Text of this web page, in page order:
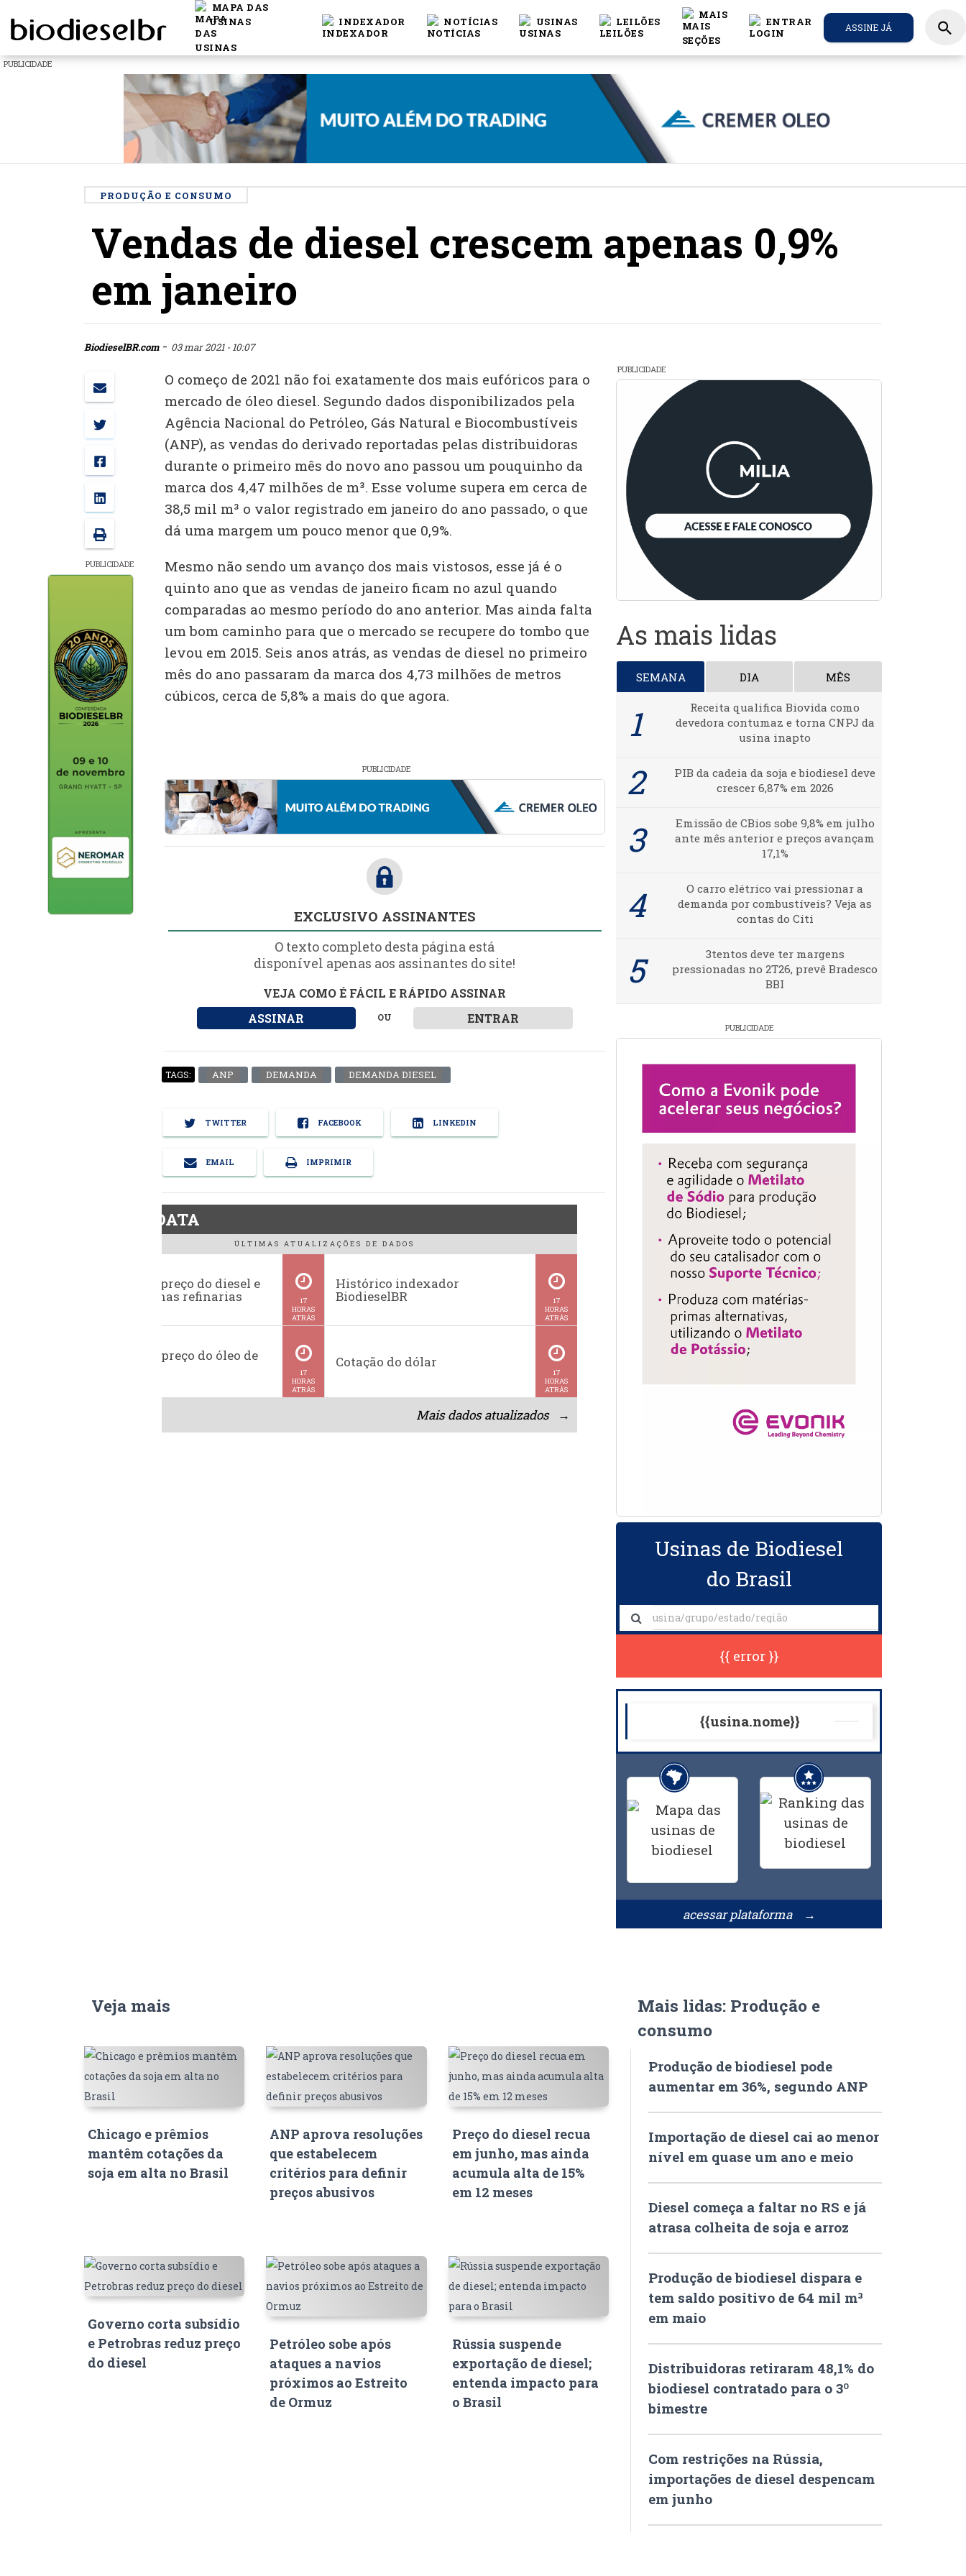
MAPA DAS
USINAS
INDEXADOR NOTÍCIAS USINAS LEILÕES
MAIS
ENTRAR ASSINE JÁ search
PUBLICIDADE
PRODUÇÃO E CONSUMO
Vendas de diesel crescem apenas 0,9%
em janeiro
BiodieselBR.com- 03 mar 2021 - 10:07
PUBLICIDADE
O começo de 2021 não foi exatamente dos mais eufóricos para o
mercado de óleo diesel. Segundo dados disponibilizados pela
Agência Nacional do Petróleo, Gás Natural e Biocombustíveis
(ANP), as vendas do derivado reportadas pelas distribuidoras
durante o primeiro mês do novo ano passou um pouquinho da
marca dos 4,47 milhões de m³. Esse volume supera em cerca de
38,5 mil m³ o valor registrado em janeiro do ano passado, o que
dá uma margem um pouco menor que 0,9%.
Mesmo não sendo um avanço dos mais vistosos, esse já é o
quinto ano que as vendas de janeiro ficam no azul quando
comparadas ao mesmo período do ano anterior. Mas ainda falta
um bom caminho para que o mercado se recupere do tombo que
levou em 2015. Seis anos atrás, as vendas de diesel no primeiro
mês do ano passaram da marca dos 4,73 milhões de metros
cúbicos, cerca de 5,8% a mais do que agora.
PUBLICIDADE
EXCLUSIVO ASSINANTES
O texto completo desta página está
disponível apenas aos assinantes do site!
VEJA COMO É FÁCIL E RÁPIDO ASSINAR
ASSINAR
OU ENTRAR
TAGS: ANP DEMANDA DEMANDA DIESEL
TWITTER FACEBOOK LINKEDIN
EMAIL IMPRIMIR
BiodieselDATA
ÚLTIMAS ATUALIZAÇÕES DE DADOS
Evolução do preço do diesel e
da gasolina nas refinarias
17
HORAS
ATRÁS
Histórico indexador
BiodieselBR
17
HORAS
ATRÁS
Histórico do preço do óleo de
17
HORAS
ATRÁS
Cotação do dólar
17
HORAS
ATRÁS
Mais dados atualizados →
PUBLICIDADE
As mais lidas
SEMANA DIA MÊS
Receita qualifica Biovida como
devedora contumaz e torna CNPJ da
usina inapto
PIB da cadeia da soja e biodiesel deve
crescer 6,87% em 2026
Emissão de CBios sobe 9,8% em julho
ante mês anterior e preços avançam
17,1%
O carro elétrico vai pressionar a
demanda por combustíveis? Veja as
contas do Citi
3tentos deve ter margens
pressionadas no 2T26, prevê Bradesco
BBI
PUBLICIDADE
Usinas de Biodiesel
do Brasil
{{ error }}
{{usina.nome}}
acessar plataforma →
Veja mais
Chicago e prêmios
mantêm cotações da
soja em alta no Brasil
ANP aprova resoluções
que estabelecem
critérios para definir
preços abusivos
Preço do diesel recua
em junho, mas ainda
acumula alta de 15%
em 12 meses
Governo corta subsídio
e Petrobras reduz preço
do diesel
Petróleo sobe após
ataques a navios
próximos ao Estreito
de Ormuz
Rússia suspende
exportação de diesel;
entenda impacto para
o Brasil
Mais lidas: Produção e
consumo
Produção de biodiesel pode
aumentar em 36%, segundo ANP
Importação de diesel cai ao menor
nível em quase um ano e meio
Diesel começa a faltar no RS e já
atrasa colheita de soja e arroz
Produção de biodiesel dispara e
tem saldo positivo de 64 mil m³
em maio
Distribuidoras retiraram 48,1% do
biodiesel contratado para o 3º
bimestre
Com restrições na Rússia,
importações de diesel despencam
em junho